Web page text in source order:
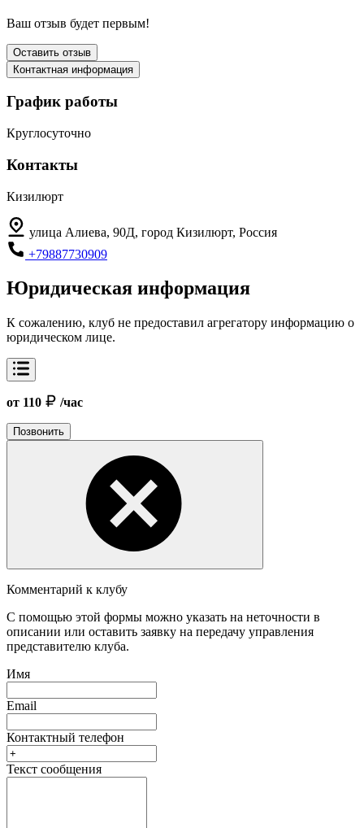
Ваш отзыв будет первым!
Оставить отзыв
Контактная информация
График работы
Круглосуточно
Контакты
Кизилюрт
улица Алиева, 90Д, город Кизилюрт, Россия
+79887730909
Юридическая информация
К сожалению, клуб не предоставил агрегатору информацию о
юридическом лице.
от 110 /час
Позвонить
Комментарий к клубу
С помощью этой формы можно указать на неточности в
описании или оставить заявку на передачу управления
представителю клуба.
Имя
Email
Контактный телефон
Текст сообщения